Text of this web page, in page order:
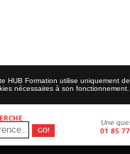
Une
01 85
HUB Formation utilise uniquement
nécessaires à son fonctionnement.